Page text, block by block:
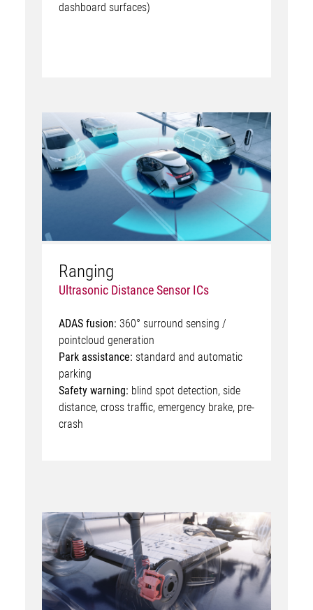
dashboard surfaces)
Ranging
Ultrasonic Distance Sensor ICs
ADAS fusion: 360° surround sensing /
pointcloud generation
Park assistance: standard and automatic
parking
Safety warning: blind spot detection, side
distance, cross traffic, emergency brake, pre-
crash